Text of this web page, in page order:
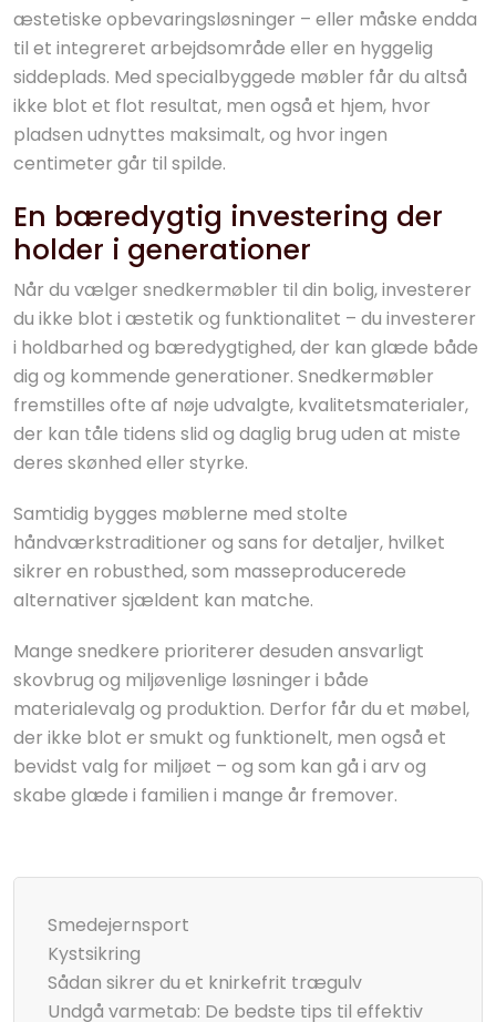
æstetiske opbevaringsløsninger – eller måske endda
til et integreret arbejdsområde eller en hyggelig
siddeplads. Med specialbyggede møbler får du altså
ikke blot et flot resultat, men også et hjem, hvor
pladsen udnyttes maksimalt, og hvor ingen
centimeter går til spilde.
En bæredygtig investering der
holder i generationer
Når du vælger snedkermøbler til din bolig, investerer
du ikke blot i æstetik og funktionalitet – du investerer
i holdbarhed og bæredygtighed, der kan glæde både
dig og kommende generationer. Snedkermøbler
fremstilles ofte af nøje udvalgte, kvalitetsmaterialer,
der kan tåle tidens slid og daglig brug uden at miste
deres skønhed eller styrke.
Samtidig bygges møblerne med stolte
håndværkstraditioner og sans for detaljer, hvilket
sikrer en robusthed, som masseproducerede
alternativer sjældent kan matche.
Mange snedkere prioriterer desuden ansvarligt
skovbrug og miljøvenlige løsninger i både
materialevalg og produktion. Derfor får du et møbel,
der ikke blot er smukt og funktionelt, men også et
bevidst valg for miljøet – og som kan gå i arv og
skabe glæde i familien i mange år fremover.
Smedejernsport
Kystsikring
Sådan sikrer du et knirkefrit trægulv
Undgå varmetab: De bedste tips til effektiv